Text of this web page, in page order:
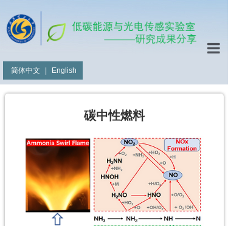
简体中文 English
碳中性燃料